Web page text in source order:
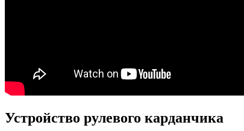
Устройство рулевого карданчика